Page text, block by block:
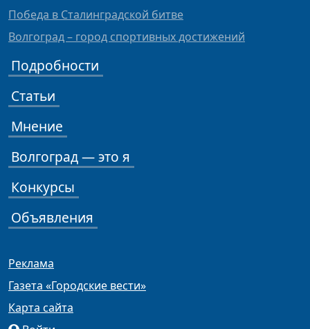
Победа в Сталинградской битве
Волгоград – город спортивных достижений
Подробности
Статьи
Мнение
Волгоград — это я
Конкурсы
Объявления
Реклама
Газета «Городские вести»
Карта сайта